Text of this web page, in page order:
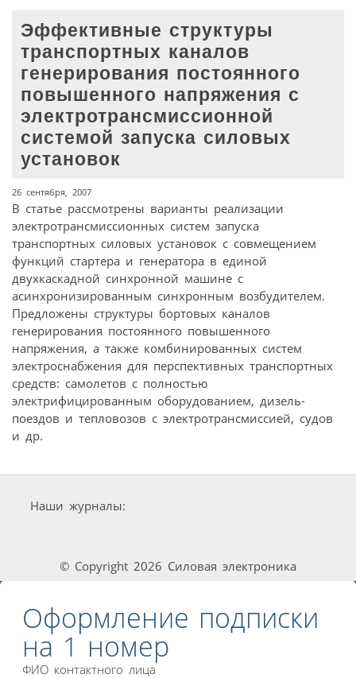
Эффективные структуры
транспортных каналов
генерирования постоянного
повышенного напряжения с
электротрансмиссионной
системой запуска силовых
установок
26 сентября, 2007
В статье рассмотрены варианты реализации
электротрансмиссионных систем запуска
транспортных силовых установок с совмещением
функций стартера и генератора в единой
двухкаскадной синхронной машине с
асинхронизированным синхронным возбудителем.
Предложены структуры бортовых каналов
генерирования постоянного повышенного
напряжения, а также комбинированных систем
электроснабжения для перспективных транспортных
средств: самолетов с полностью
электрифицированным оборудованием, дизель-
поездов и тепловозов с электротрансмиссией, судов
и др.
Наши журналы:
© Copyright 2026 Силовая электроника
Оформление подписки
на 1 номер
ФИО контактного лица